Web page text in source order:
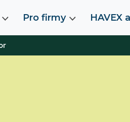
Pro firmy HAVEX